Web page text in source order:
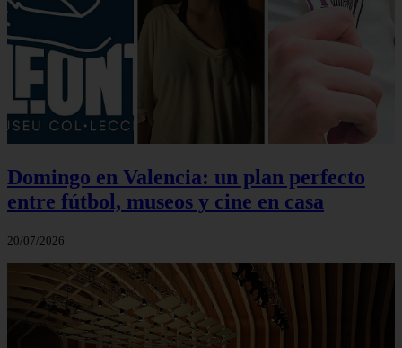
Domingo en Valencia: un plan perfecto
entre fútbol, museos y cine en casa
20/07/2026